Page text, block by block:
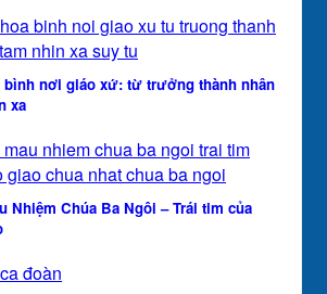
bình nơi giáo xứ: từ trưởng thành nhân
xa
Nhiệm Chúa Ba Ngôi – Trái tim của